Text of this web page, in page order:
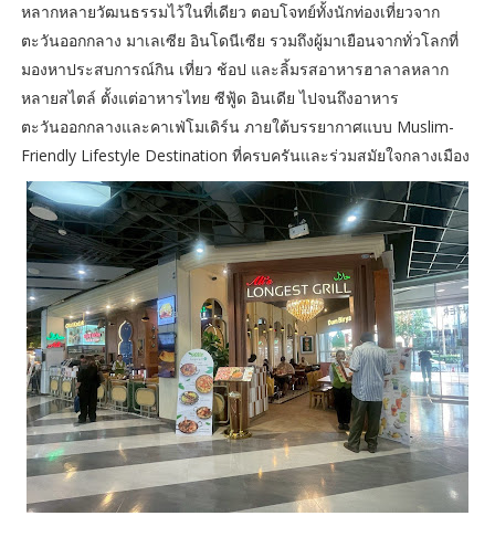
หลากหลายวัฒนธรรมไว้ในที่เดียว ตอบโจทย์ทั้งนักท่องเที่ยวจาก
ตะวันออกกลาง มาเลเซีย อินโดนีเซีย รวมถึงผู้มาเยือนจากทั่วโลกที่
มองหาประสบการณ์กิน เที่ยว ช้อป และลิ้มรสอาหารฮาลาลหลาก
หลายสไตล์ ตั้งแต่อาหารไทย ซีฟู้ด อินเดีย ไปจนถึงอาหาร
ตะวันออกกลางและคาเฟ่โมเดิร์น ภายใต้บรรยากาศแบบ Muslim-
Friendly Lifestyle Destination ที่ครบครันและร่วมสมัยใจกลางเมือง